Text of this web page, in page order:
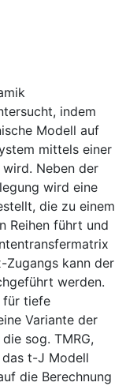
indem
Modell auf
mittels einer
Neben der
wird eine
die zu einem
Reihen führt und
Zugangs kann der
werden.
für tiefe
Variante der
sog. TMRG,
t-J Modell
die Berechnung